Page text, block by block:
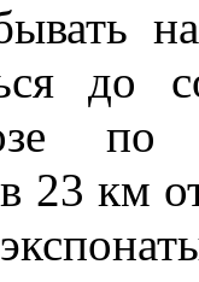
до
по
23 км